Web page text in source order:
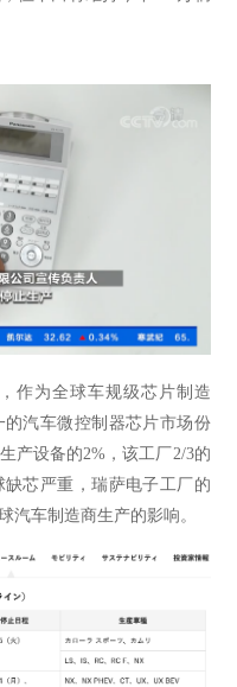
作为全球车规级芯片制造
汽车微控制器芯片市场份
产设备的2%，该工厂2/3的
芯严重，瑞萨电子工厂的
汽车制造商生产的影响。